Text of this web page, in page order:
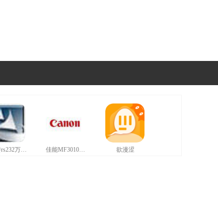
usb转rs232万能驱动最新版 佳能MF3010打印机驱动最新版 欲漫涩